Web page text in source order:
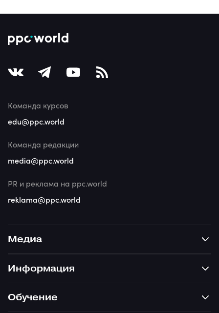
Медиа
Информация
Обучение
Команда курсов
edu@ppc.world
Команда редакции
media@ppc.world
PR и реклама на ppc.world
reklama@ppc.world